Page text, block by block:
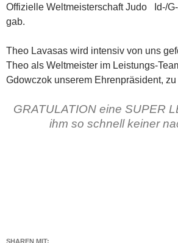
Offizielle Weltmeisterschaft Judo Id-/
gab.
Theo Lavasas wird intensiv von uns
Theo als Weltmeister im Leistungs-
Gdowczok unserem Ehrenpräsident, zu
GRATULATION eine SUPER
ihm so schnell keiner
SHAREN MIT: